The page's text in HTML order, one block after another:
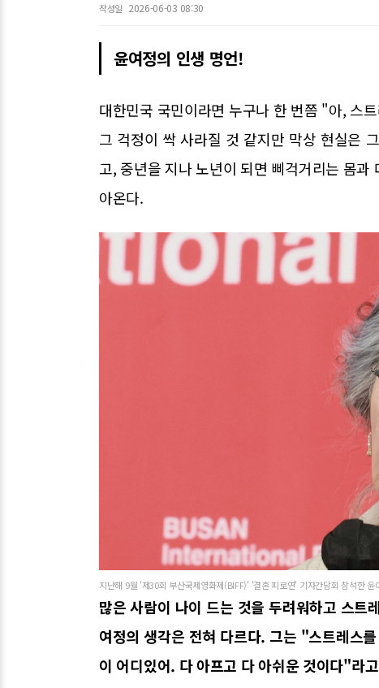
작성일 2026-06-03 08:30
윤여정의 인생 명언!
대한민국 국민이라면 누구나 한 번쯤 "아, 스
그 걱정이 싹 사라질 것 같지만 막상 현실은
고, 중년을 지나 노년이 되면 삐걱거리는 몸
아온다.
지난해 9월 '제30회 부산국제영화제(BIFF)' '결혼 피로연' 기자간담회 참석한 윤
많은 사람이 나이 드는 것을 두려워하고 스트
여정의 생각은 전혀 다르다. 그는 "스트레스
이 어디있어. 다 아프고 다 아쉬운 것이다"라